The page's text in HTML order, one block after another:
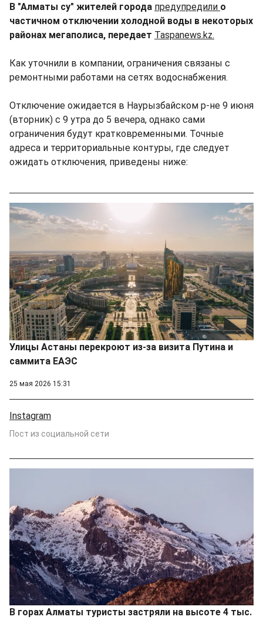
В "Алматы су" жителей города предупредили о
частичном отключении холодной воды в некоторых
районах мегаполиса, передает Taspanews.kz.
Как уточнили в компании, ограничения связаны с
ремонтными работами на сетях водоснабжения.
Отключение ожидается в Наурызбайском р-не 9 июня
(вторник) с 9 утра до 5 вечера, однако сами
ограничения будут кратковременными. Точные
адреса и территориальные контуры, где следует
ожидать отключения, приведены ниже:
Улицы Астаны перекроют из-за визита Путина и
саммита ЕАЭС
25 мая 2026 15:31
Instagram
Пост из социальной сети
В горах Алматы туристы застряли на высоте 4 тыс.